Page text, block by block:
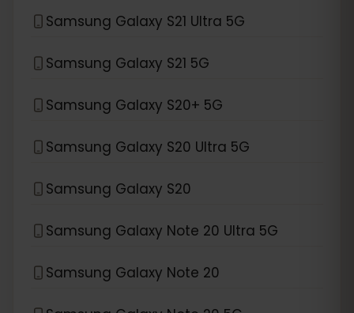
Samsung Galaxy S21 Ultra 5G
Samsung Galaxy S21 5G
Samsung Galaxy S20+ 5G
Samsung Galaxy S20 Ultra 5G
Samsung Galaxy S20
Samsung Galaxy Note 20 Ultra 5G
Samsung Galaxy Note 20